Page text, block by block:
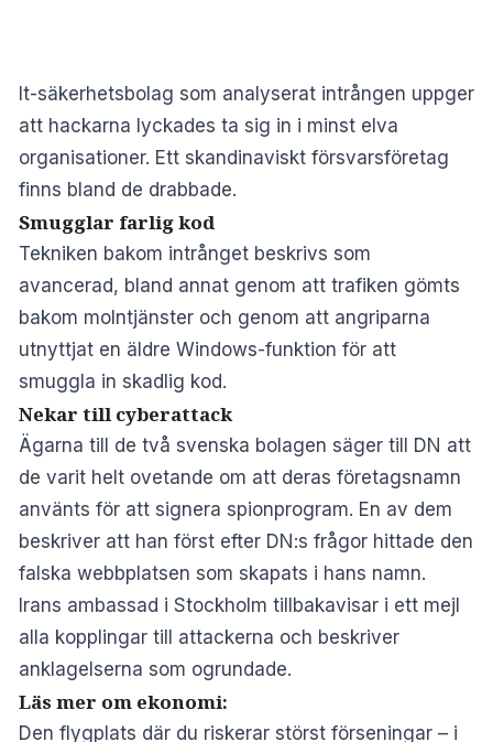
It-säkerhetsbolag som analyserat intrången uppger
att hackarna lyckades ta sig in i minst elva
organisationer. Ett skandinaviskt försvarsföretag
finns bland de drabbade.
Smugglar farlig kod
Tekniken bakom intrånget beskrivs som
avancerad, bland annat genom att trafiken gömts
bakom molntjänster och genom att angriparna
utnyttjat en äldre Windows-funktion för att
smuggla in skadlig kod.
Nekar till cyberattack
Ägarna till de två svenska bolagen säger till DN att
de varit helt ovetande om att deras företagsnamn
använts för att signera spionprogram. En av dem
beskriver att han först efter DN:s frågor hittade den
falska webbplatsen som skapats i hans namn.
Irans ambassad i Stockholm tillbakavisar i ett mejl
alla kopplingar till attackerna och beskriver
anklagelserna som ogrundade.
Läs mer om ekonomi:
Den flygplats där du riskerar störst förseningar – i